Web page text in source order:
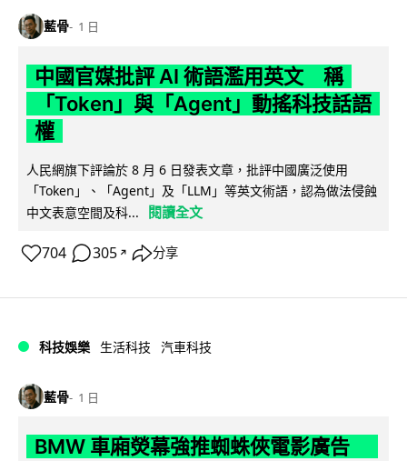
藍骨 1 日
中國官媒批評 AI 術語濫用英文 稱
「Token」與「Agent」動搖科技話語
權
人民網旗下評論於 8 月 6 日發表文章，批評中國廣泛使用
「Token」、「Agent」及「LLM」等英文術語，認為做法侵蝕
中文表意空間及科...
閱讀全文
704 305 ↗ 分享
科技娛樂 生活科技 汽車科技
藍骨 1 日
BMW 車廂熒幕強推蜘蛛俠電影廣告